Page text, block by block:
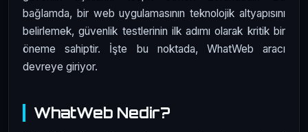
bağlamda, bir web uygulamasının teknolojik altyapısını
belirlemek, güvenlik testlerinin ilk adımı olarak kritik bir
öneme sahiptir. İşte bu noktada, WhatWeb aracı
devreye giriyor.
WhatWeb Nedir?